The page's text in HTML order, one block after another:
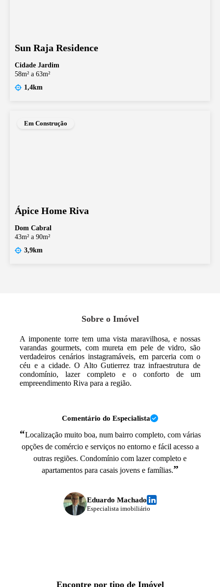
Sun Raja Residence
Cidade Jardim
58m² a 63m²
1,4km
Em Construção
Ápice Home Riva
Dom Cabral
43m² a 90m²
3,9km
Sobre o Imóvel
A imponente torre tem uma vista maravilhosa, e nossas
varandas gourmets, com mureta em pele de vidro, são
verdadeiros cenários instagramáveis, em parceria com o
céu e a cidade. O Alto Gutierrez traz infraestrutura de
condomínio, lazer completo e o conforto de um
empreendimento Riva para a região.
Comentário do Especialista
“Localização muito boa, num bairro completo, com várias
opções de comércio e serviços no entorno e fácil acesso a
outras regiões. Condomínio com lazer completo e
apartamentos para casais jovens e famílias.”
Eduardo Machado
Especialista imobiliário
Encontre por tipo de Imóvel